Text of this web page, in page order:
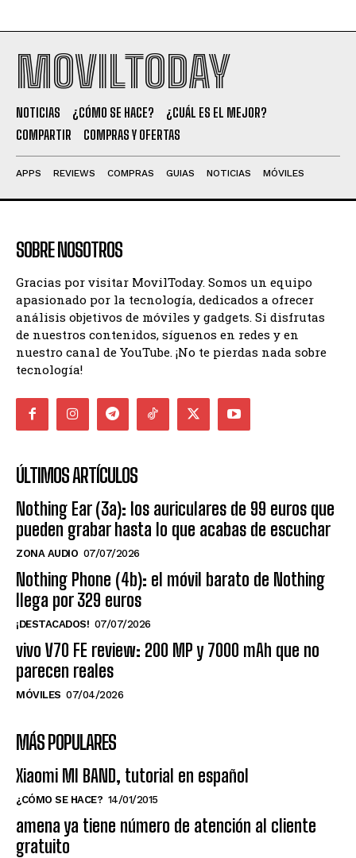
MOVILTODAY
NOTICIAS ¿CÓMO SE HACE?
¿CUÁL ES EL MEJOR?
COMPARTIR
COMPRAS Y OFERTAS
APPS REVIEWS COMPRAS GUIAS NOTICIAS MÓVILES
SOBRE NOSOTROS
Gracias por visitar MovilToday. Somos un equipo
apasionado por la tecnología, dedicados a ofrecer
análisis objetivos de móviles y gadgets. Si disfrutas
de nuestros contenidos, síguenos en redes y en
nuestro canal de YouTube. ¡No te pierdas nada sobre
tecnología!
ÚLTIMOS ARTÍCULOS
Nothing Ear (3a): los auriculares de 99 euros que
pueden grabar hasta lo que acabas de escuchar
ZONA AUDIO 07/07/2026
Nothing Phone (4b): el móvil barato de Nothing
llega por 329 euros
¡DESTACADOS! 07/07/2026
vivo V70 FE review: 200 MP y 7000 mAh que no
parecen reales
MÓVILES 07/04/2026
MÁS POPULARES
Xiaomi MI BAND, tutorial en español
¿CÓMO SE HACE? 14/01/2015
amena ya tiene número de atención al cliente
gratuito